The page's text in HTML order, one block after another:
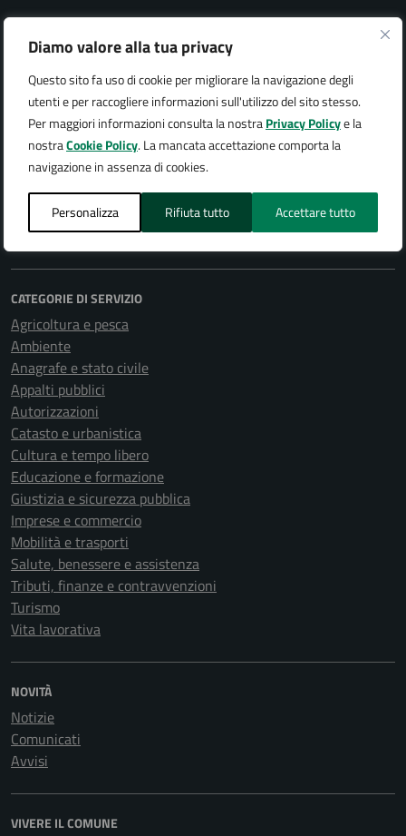
Diamo valore alla tua privacy
Questo sito fa uso di cookie per migliorare la navigazione degli
utenti e per raccogliere informazioni sull'utilizzo del sito stesso.
Per maggiori informazioni consulta la nostraPrivacy Policye la
nostraCookie Policy. La mancata accettazione comporta la
navigazione in assenza di cookies.
Personalizza Rifiuta tutto Accettare tutto
AMMINISTRAZIONE
Organi di governo
Aree amministrative
Uffici
Enti e fondazioni
Politici
Personale amministrativo
Documenti e dati
CATEGORIE DI SERVIZIO
Agricoltura e pesca
Ambiente
Anagrafe e stato civile
Appalti pubblici
Autorizzazioni
Catasto e urbanistica
Cultura e tempo libero
Educazione e formazione
Giustizia e sicurezza pubblica
Imprese e commercio
Mobilità e trasporti
Salute, benessere e assistenza
Tributi, finanze e contravvenzioni
Turismo
Vita lavorativa
NOVITÀ
Notizie
Comunicati
Avvisi
VIVERE IL COMUNE